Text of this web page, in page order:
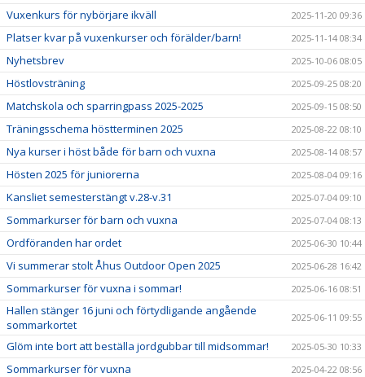
Vuxenkurs för nybörjare ikväll 2025-11-20 09:36
Platser kvar på vuxenkurser och förälder/barn! 2025-11-14 08:34
Nyhetsbrev 2025-10-06 08:05
Höstlovsträning 2025-09-25 08:20
Matchskola och sparringpass 2025-2025 2025-09-15 08:50
Träningsschema höstterminen 2025 2025-08-22 08:10
Nya kurser i höst både för barn och vuxna 2025-08-14 08:57
Hösten 2025 för juniorerna 2025-08-04 09:16
Kansliet semesterstängt v.28-v.31 2025-07-04 09:10
Sommarkurser för barn och vuxna 2025-07-04 08:13
Ordföranden har ordet 2025-06-30 10:44
Vi summerar stolt Åhus Outdoor Open 2025 2025-06-28 16:42
Sommarkurser för vuxna i sommar! 2025-06-16 08:51
Hallen stänger 16 juni och förtydligande angående
sommarkortet
2025-06-11 09:55
Glöm inte bort att beställa jordgubbar till midsommar! 2025-05-30 10:33
Sommarkurser för vuxna 2025-04-22 08:56